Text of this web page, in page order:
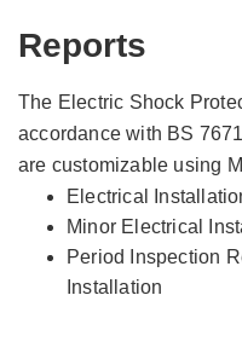
Reports
The Electric Shock
accordance with BS
are customizable using
Electrical
Minor Electrical
Period Inspection
Installation